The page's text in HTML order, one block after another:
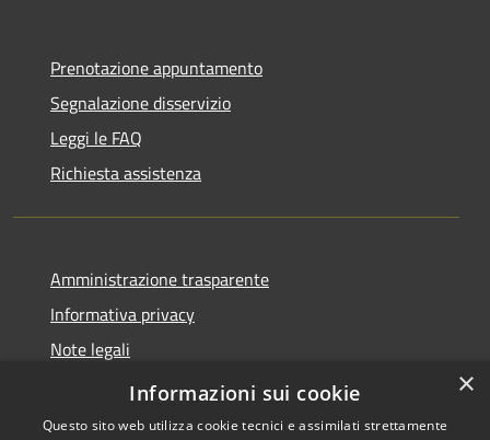
Prenotazione appuntamento
Segnalazione disservizio
Leggi le FAQ
Richiesta assistenza
Amministrazione trasparente
Informativa privacy
Note legali
Dichiarazione di accessibilità
×
Informazioni sui cookie
Questo sito web utilizza cookie tecnici e assimilati strettamente